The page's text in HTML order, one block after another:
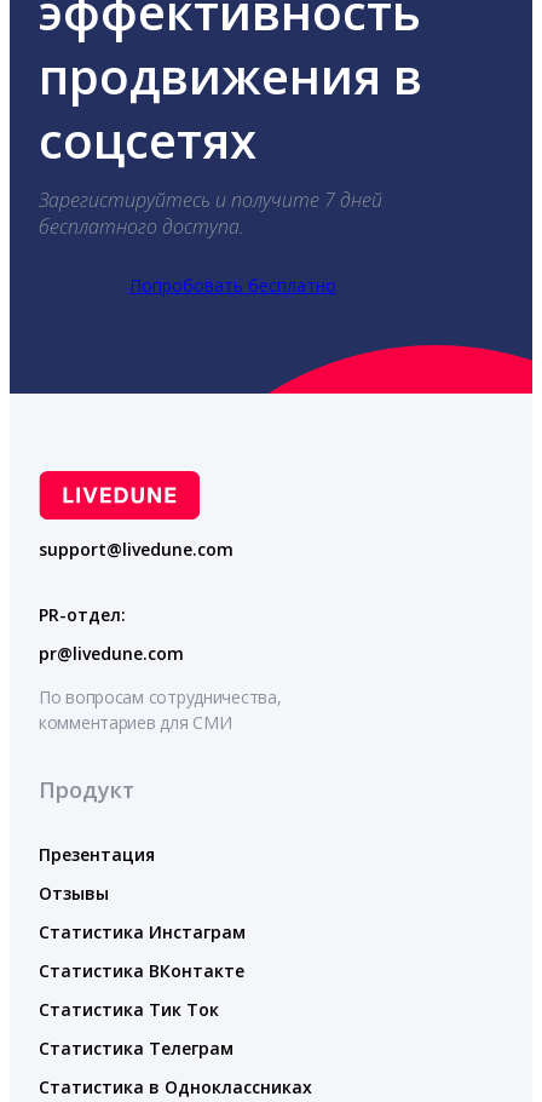
продвижения в
соцсетях
Зарегистируйтесь и получите 7 дней
бесплатного доступа.
Попробовать бесплатно
support@livedune.com
PR-отдел:
pr@livedune.com
По вопросам сотрудничества,
комментариев для СМИ
Продукт
Презентация
Отзывы
Статистика Инстаграм
Статистика ВКонтакте
Статистика Тик Ток
Статистика Телеграм
Статистика в Одноклассниках